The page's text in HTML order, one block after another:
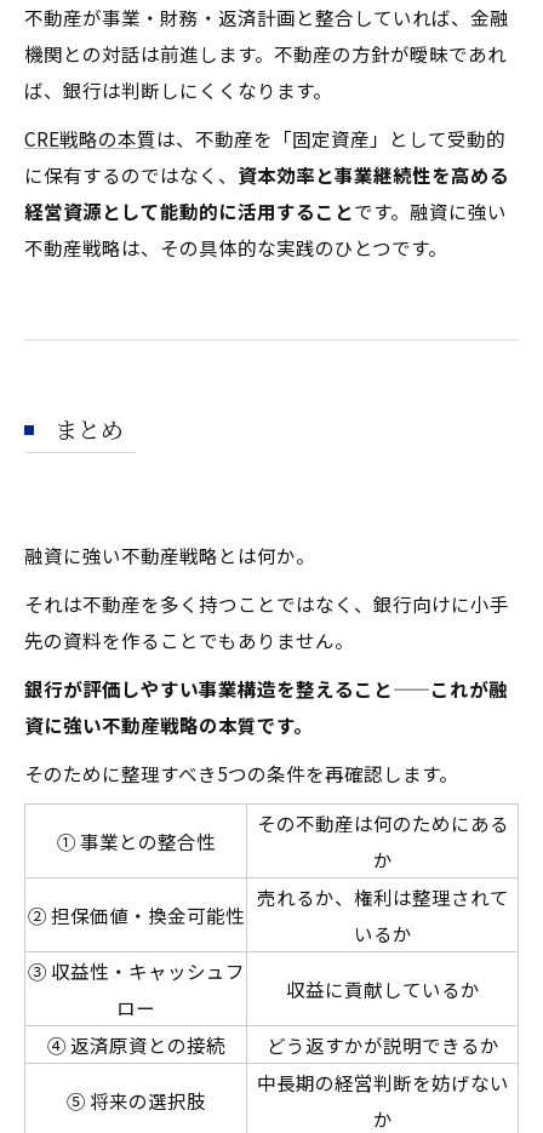
不動産が事業・財務・返済計画と整合していれば、金融
機関との対話は前進します。不動産の方針が曖昧であれ
ば、銀行は判断しにくくなります。
CRE戦略の本質は、不動産を「固定資産」として受動的
に保有するのではなく、 資本効率と事業継続性を高める
経営資源として能動的に活用することです。融資に強い
不動産戦略は、その具体的な実践のひとつです。
まとめ
融資に強い不動産戦略とは何か。
それは不動産を多く持つことではなく、銀行向けに小手
先の資料を作ることでもありません。
銀行が評価しやすい事業構造を整えること——これが融
資に強い不動産戦略の本質です。
そのために整理すべき5つの条件を再確認します。
① 事業との整合性
その不動産は何のためにある
か
② 担保価値・換金可能性
売れるか、権利は整理されて
いるか
③ 収益性・キャッシュフ
ロー
収益に貢献しているか
④ 返済原資との接続 どう返すかが説明できるか
⑤ 将来の選択肢
中長期の経営判断を妨げない
か